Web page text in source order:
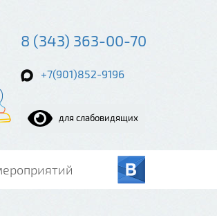
8 (343) 363-00-70
+7(901)852-9196
для слабовидящих